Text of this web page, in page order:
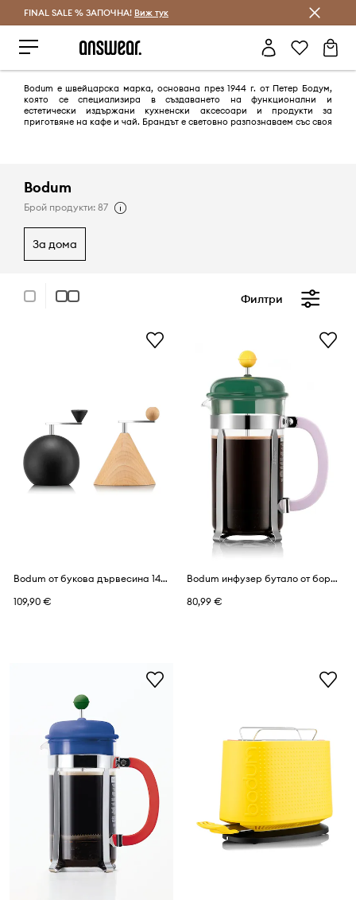
Спестявай с Answear Club
FINAL SALE % ЗАПОЧНА! Виж тук
Bodum е швейцарска марка, основана през 1944 г. от Петер Бодум,
която се специализира в създаването на функционални и
естетически издържани кухненски аксесоари и продукти за
приготвяне на кафе и чай. Брандът е световно разпознаваем със своя
вакуумните кани и различни решения за съхранение и сервиране,
които комбинират стъкло, неръждаема стомана и висококачествени
пластмаси. Дизайн философията на марката следва принципа
Bodum
Брой продукти: 87
за дома
Филтри
Bodum от букова дървесина 14 x 21,5 x 22,2 cm
109,90 €
Bodum инфузер бутало от боросиликатно стъкло 1л
80,99 €